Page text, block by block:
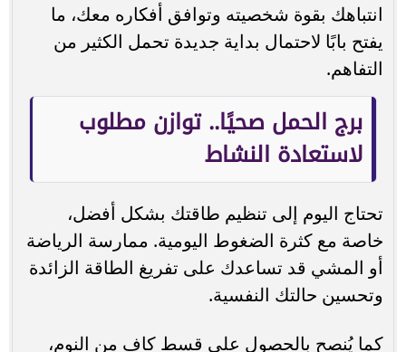
انتباهك بقوة شخصيته وتوافق أفكاره معك، ما
يفتح بابًا لاحتمال بداية جديدة تحمل الكثير من
التفاهم.
برج الحمل صحيًا.. توازن مطلوب
لاستعادة النشاط
تحتاج اليوم إلى تنظيم طاقتك بشكل أفضل،
خاصة مع كثرة الضغوط اليومية. ممارسة الرياضة
أو المشي قد تساعدك على تفريغ الطاقة الزائدة
وتحسين حالتك النفسية.
كما يُنصح بالحصول على قسط كافٍ من النوم،